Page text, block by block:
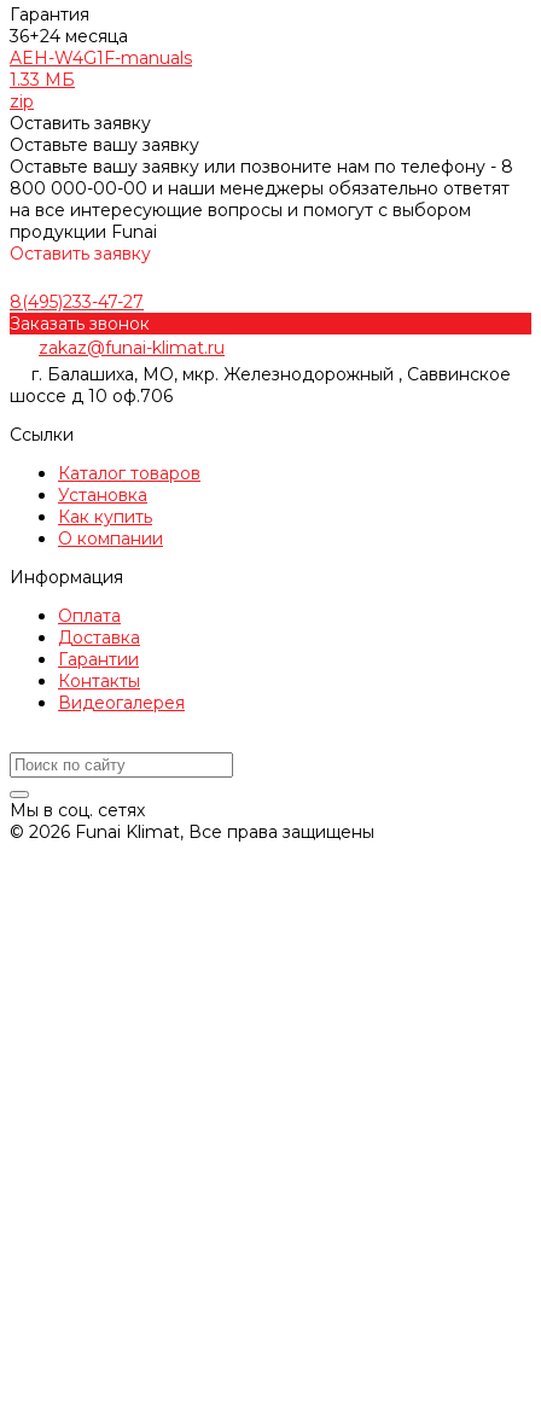
Гарантия
36+24 месяца
AEH-W4G1F-manuals
1.33 МБ
zip
Оставить заявку
Оставьте вашу заявку
Оставьте вашу заявку или позвоните нам по телефону - 8
800 000-00-00 и наши менеджеры обязательно ответят
на все интересующие вопросы и помогут с выбором
продукции Funai
Оставить заявку
8(495)233-47-27
Заказать звонок
zakaz@funai-klimat.ru
г. Балашиха, МО, мкр. Железнодорожный , Саввинское
шоссе д 10 оф.706
Ссылки
Каталог товаров
Установка
Как купить
О компании
Информация
Оплата
Доставка
Гарантии
Контакты
Видеогалерея
Мы в соц. сетях
© 2026 Funai Klimat, Все права защищены